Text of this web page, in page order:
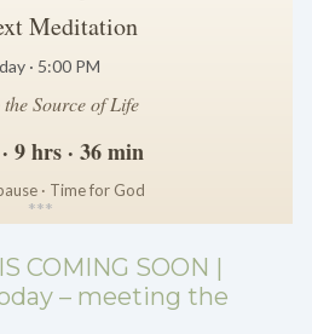
Meditation
· 5:00 PM
Source of Life
9 hrs · 36 min
· Time for God
***
COMING SOON |
– meeting the